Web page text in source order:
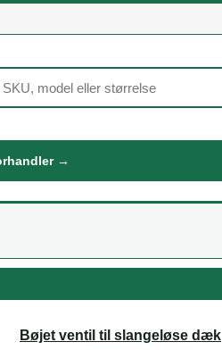
→
Bøjet ventil til slangeløse dæk